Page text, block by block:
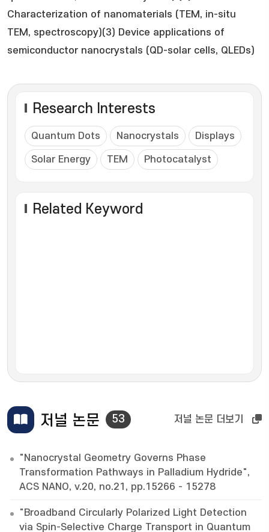
Characterization of nanomaterials (TEM, in-situ
TEM, spectroscopy)(3) Device applications of
semiconductor nanocrystals (QD-solar cells, QLEDs)
Research Interests
Quantum Dots Nanocrystals Displays
Solar Energy TEM Photocatalyst
Related Keyword
저널 논문 53 저널 논문 더보기
"Nanocrystal Geometry Governs Phase
Transformation Pathways in Palladium Hydride",
ACS NANO, v.20, no.21, pp.15266 - 15278
"Broadband Circularly Polarized Light Detection
via Spin-Selective Charge Transport in Quantum